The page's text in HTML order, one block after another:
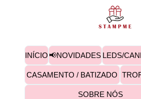
INÍCIO 📢NOVIDADES LEDS/
CASAMENTO / BATIZADO
SOBRE NÓS